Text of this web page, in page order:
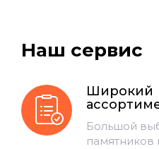
Наш сервис
Широкий
Большой
памятников